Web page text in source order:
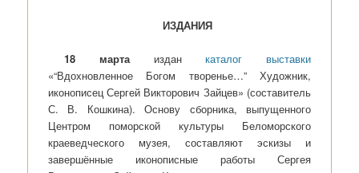
ИЗДАНИЯ
18 мартаизданкаталог выставки
«“Вдохновленное Богом творенье…” Художник,
иконописец Сергей Викторович Зайцев» (составитель
С. В. Кошкина). Основу сборника, выпущенного
Центром поморской культуры Беломорского
краеведческого музея, составляют эскизы и
завершённые иконописные работы Сергея